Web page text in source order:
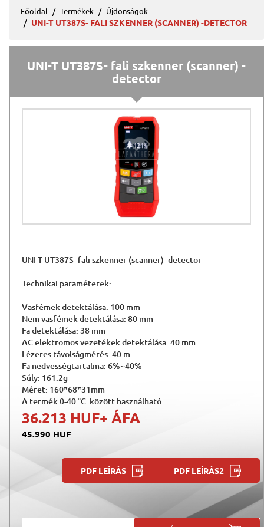
Főoldal Termékek Újdonságok
UNI-T UT387S- FALI SZKENNER (SCANNER) -DETECTOR
UNI-T UT387S- fali szkenner (scanner) -
detector
UNI-T UT387S- fali szkenner (scanner) -detector
Technikai paraméterek:
Vasfémek detektálása: 100 mm
Nem vasfémek detektálása: 80 mm
Fa detektálása: 38 mm
AC elektromos vezetékek detektálása: 40 mm
Lézeres távolságmérés: 40 m
Fa nedvességtartalma: 6%~40%
Súly: 161.2g
Méret: 160*68*31mm
A termék 0-40 °C között használható.
36.213 HUF+ ÁFA
45.990 HUF
PDF LEÍRÁS PDF LEÍRÁS2